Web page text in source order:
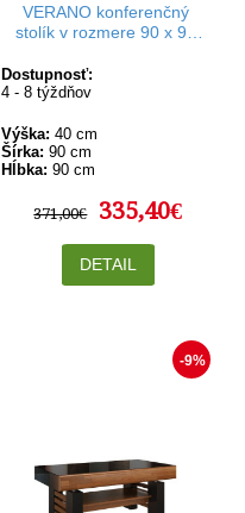
VERANO konferenčný
stolík v rozmere 90 x 90
Dostupnosť:
4 - 8 týždňov
Výška: 40 cm
Šírka: 90 cm
Hĺbka: 90 cm
371,00€ 335,40€
DETAIL
-9%